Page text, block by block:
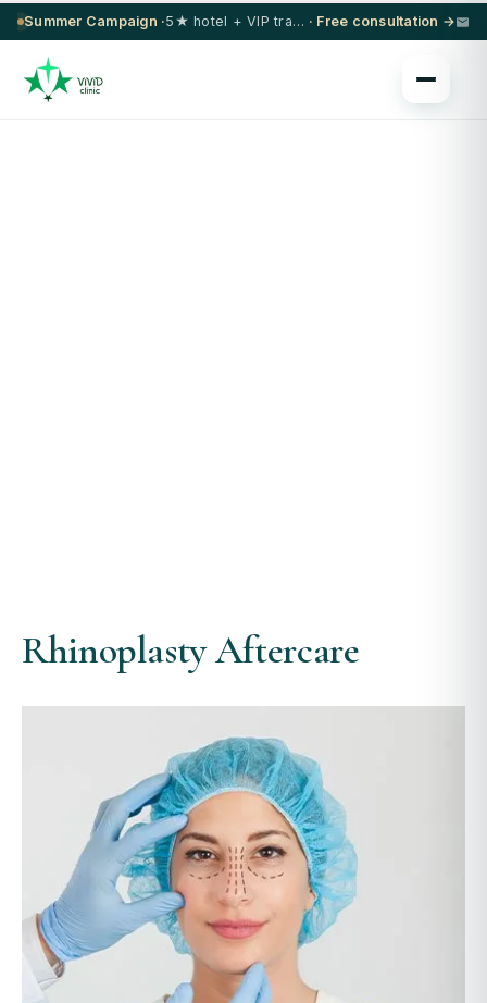
Summer Campaign · 5★ hotel + VIP transfer on select procedures · Free consultation →
Rhinoplasty Aftercare